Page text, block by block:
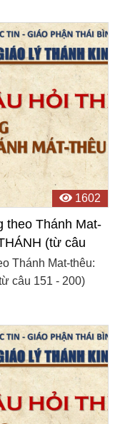
1602
theo Thánh Mat-
(từ câu
Thánh Mat-thêu:
câu 151 - 200)